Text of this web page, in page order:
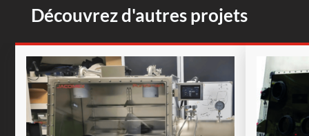
Découvrez d'autres projets